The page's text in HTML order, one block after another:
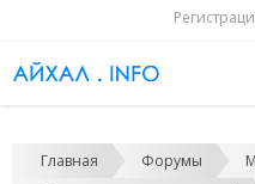
Главная Форумы